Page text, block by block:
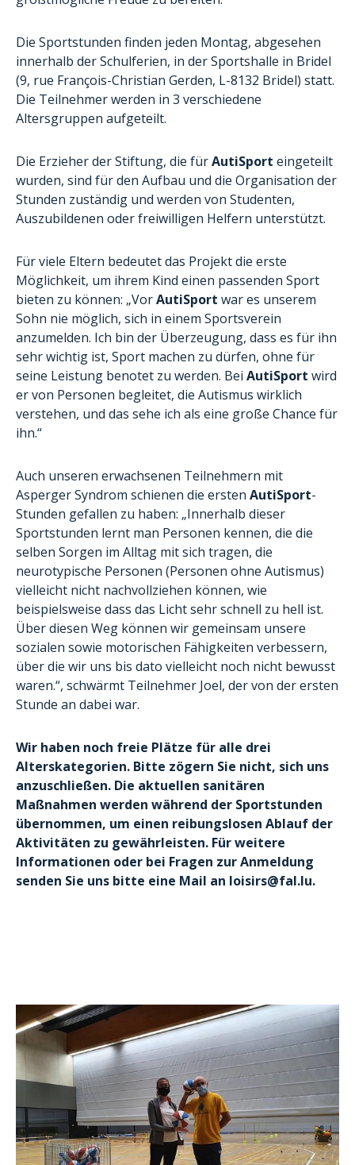
Die Sportstunden finden jeden Montag, abgesehen
innerhalb der Schulferien, in der Sportshalle in Bridel
(9, rue François-Christian Gerden, L-8132 Bridel) statt.
Die Teilnehmer werden in 3 verschiedene
Altersgruppen aufgeteilt.
Die Erzieher der Stiftung, die fürAutiSport eingeteilt
wurden, sind für den Aufbau und die Organisation der
Stunden zuständig und werden von Studenten,
Auszubildenen oder freiwilligen Helfern unterstützt.
Für viele Eltern bedeutet das Projekt die erste
Möglichkeit, um ihrem Kind einen passenden Sport
bieten zu können: „VorAutiSport war es unserem
Sohn nie möglich, sich in einem Sportsverein
anzumelden. Ich bin der Überzeugung, dass es für ihn
sehr wichtig ist, Sport machen zu dürfen, ohne für
seine Leistung benotet zu werden. Bei AutiSport wird
er von Personen begleitet, die Autismus wirklich
verstehen, und das sehe ich als eine große Chance für
ihn.“
Auch unseren erwachsenen Teilnehmern mit
Asperger Syndrom schienen die ersten AutiSport-
Stunden gefallen zu haben: „Innerhalb dieser
Sportstunden lernt man Personen kennen, die die
selben Sorgen im Alltag mit sich tragen, die
neurotypische Personen (Personen ohne Autismus)
vielleicht nicht nachvollziehen können, wie
beispielsweise dass das Licht sehr schnell zu hell ist.
Über diesen Weg können wir gemeinsam unsere
sozialen sowie motorischen Fähigkeiten verbessern,
über die wir uns bis dato vielleicht noch nicht bewusst
waren.“, schwärmt Teilnehmer Joel, der von der ersten
Stunde an dabei war.
Wir haben noch freie Plätze für alle drei
Alterskategorien. Bitte zögern Sie nicht, sich uns
anzuschließen. Die aktuellen sanitären
Maßnahmen werden während der Sportstunden
übernommen, um einen reibungslosen Ablauf der
Aktivitäten zu gewährleisten. Für weitere
Informationen oder bei Fragen zur Anmeldung
senden Sie uns bitte eine Mail an loisirs@fal.lu.